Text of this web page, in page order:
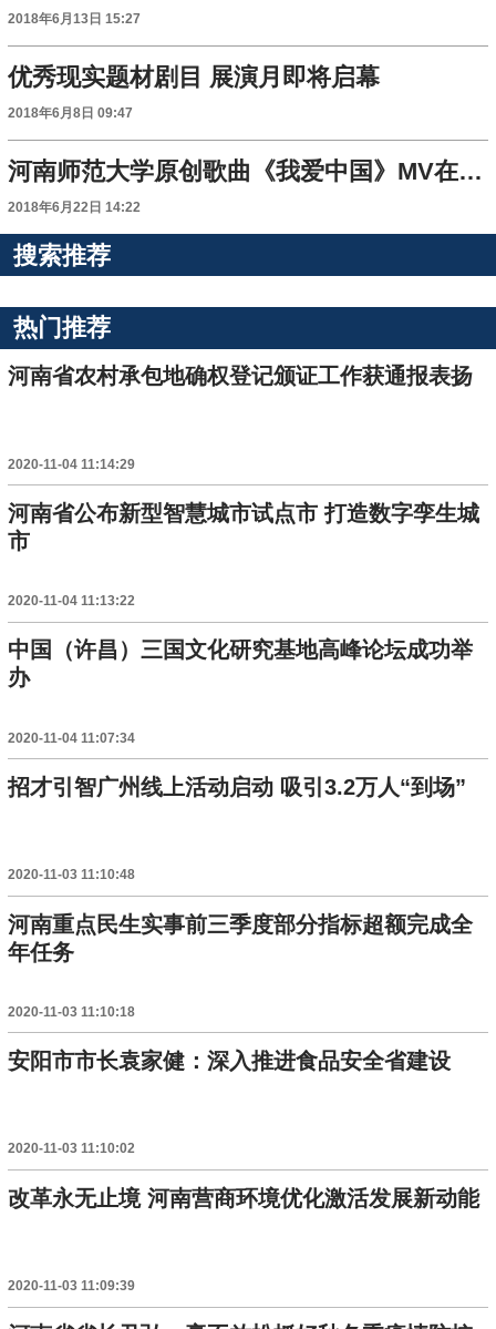
2018年6月13日 15:27
优秀现实题材剧目 展演月即将启幕
2018年6月8日 09:47
河南师范大学原创歌曲《我爱中国》MV在央视热播
2018年6月22日 14:22
搜索推荐
热门推荐
河南省农村承包地确权登记颁证工作获通报表扬
2020-11-04 11:14:29
河南省公布新型智慧城市试点市 打造数字孪生城
市
2020-11-04 11:13:22
中国（许昌）三国文化研究基地高峰论坛成功举
办
2020-11-04 11:07:34
招才引智广州线上活动启动 吸引3.2万人“到场”
2020-11-03 11:10:48
河南重点民生实事前三季度部分指标超额完成全
年任务
2020-11-03 11:10:18
安阳市市长袁家健：深入推进食品安全省建设
2020-11-03 11:10:02
改革永无止境 河南营商环境优化激活发展新动能
2020-11-03 11:09:39